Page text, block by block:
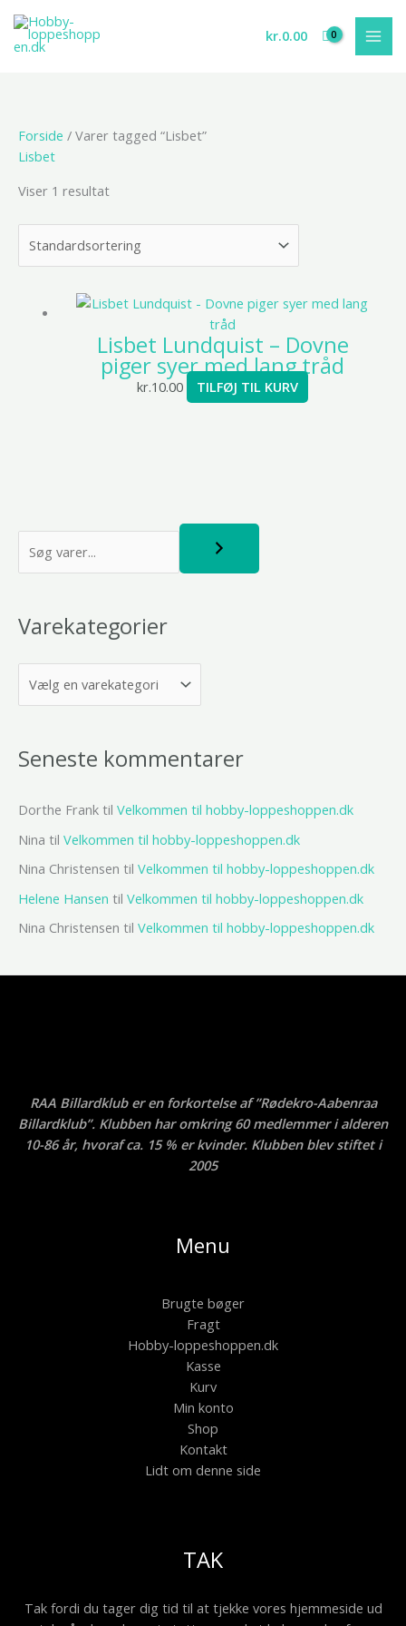
indholdet
kr.0.00
S
Varekategorier
Seneste kommentarer
Dorthe Frank til Velkommen til hobby-loppeshoppen.dk
Nina til Velkommen til hobby-loppeshoppen.dk
Nina Christensen til Velkommen til hobby-loppeshoppen.dk
Helene Hansen til Velkommen til hobby-loppeshoppen.dk
Nina Christensen til Velkommen til hobby-loppeshoppen.dk
Forside / Varer tagged “Lisbet”
Lisbet
Viser 1 resultat
Lisbet Lundquist – Dovne
piger syer med lang tråd
kr.10.00 TILFØJ TIL KURV
RAA Billardklub er en forkortelse af ”Rødekro-Aabenraa
Billardklub”. Klubben har omkring 60 medlemmer i alderen
10-86 år, hvoraf ca. 15 % er kvinder. Klubben blev stiftet i
2005
Menu
Brugte bøger
Fragt
Hobby-loppeshoppen.dk
Kasse
Kurv
Min konto
Shop
Kontakt
Lidt om denne side
TAK
Tak fordi du tager dig tid til at tjekke vores hjemmeside ud